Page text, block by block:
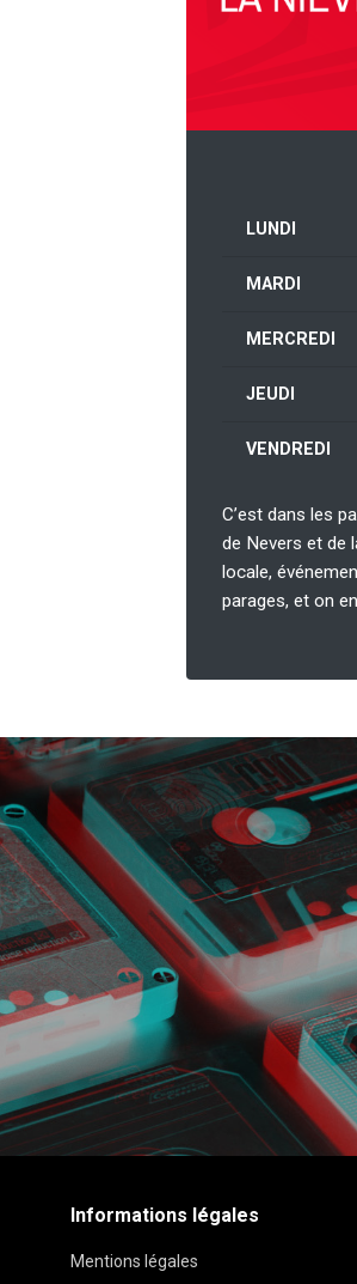
LUNDI
MARDI
MERCREDI
JEUDI
VENDREDI
C’est dans les
de Nevers et de
locale,
parages, et on
Informations légales
Mentions légales